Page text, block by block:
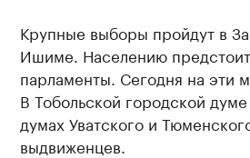
Крупные выборы пройдут в
Ишиме. Населению
парламенты. Сегодня на эти
В Тобольской городской
думах Уватского и
выдвиженцев.